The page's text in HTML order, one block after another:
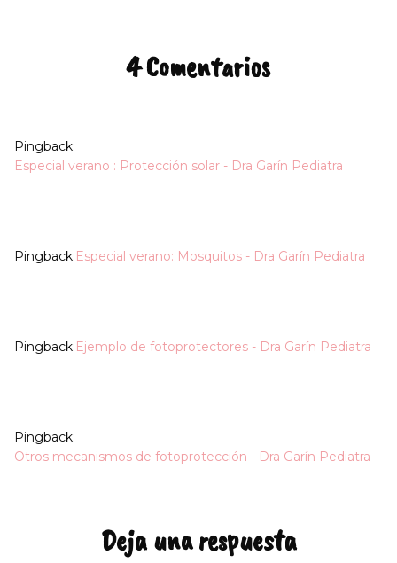
4 Comentarios
Pingback:
Especial verano : Protección solar - Dra Garín Pediatra
Pingback: Especial verano: Mosquitos - Dra Garín Pediatra
Pingback: Ejemplo de fotoprotectores - Dra Garín Pediatra
Pingback:
Otros mecanismos de fotoprotección - Dra Garín Pediatra
Deja una respuesta